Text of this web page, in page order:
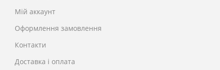
Мій аккаунт
Оформлення замовлення
Контакти
Доставка і оплата